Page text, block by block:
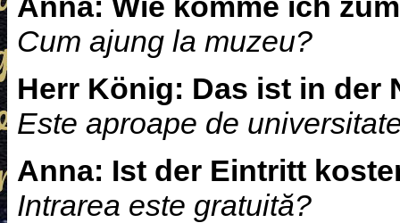
Cum ajung la muzeu?
Herr König: Das ist in der
Este aproape de
Anna: Ist der Eintritt
Intrarea este gratuită?